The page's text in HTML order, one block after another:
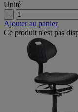
Unité
-
Ajouter au panier
Ce produit n'est pas